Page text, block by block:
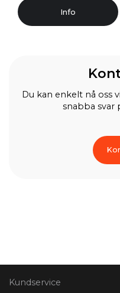
Info
Du kan enkelt nå oss
snabba svar
Kundservice